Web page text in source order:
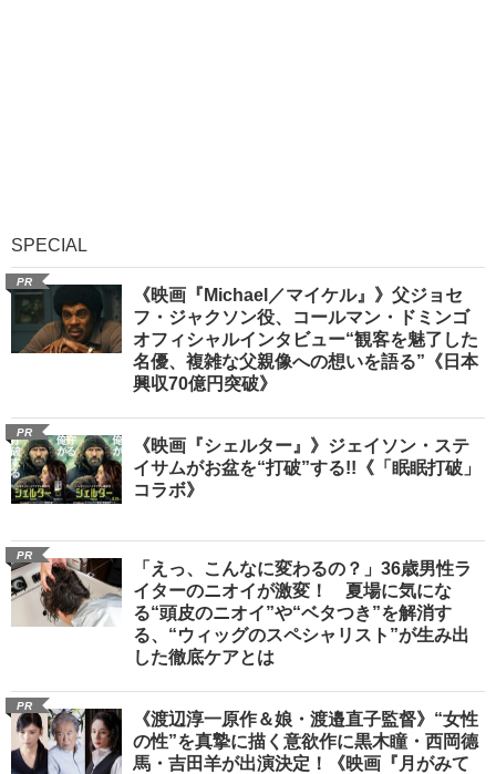
SPECIAL
PR
《映画『Michael／マイケル』》父ジョセ
フ・ジャクソン役、コールマン・ドミンゴ
オフィシャルインタビュー“観客を魅了した
名優、複雑な父親像への想いを語る”《日本
興収70億円突破》
PR
《映画『シェルター』》ジェイソン・ステ
イサムがお盆を“打破”する!!《「眠眠打破」
コラボ》
PR
「えっ、こんなに変わるの？」36歳男性ラ
イターのニオイが激変！ 夏場に気にな
る“頭皮のニオイ”や“ベタつき”を解消す
る、“ウィッグのスペシャリスト”が生み出
した徹底ケアとは
PR
《渡辺淳一原作＆娘・渡邉直子監督》“女性
の性”を真摯に描く意欲作に黒木瞳・西岡德
馬・吉田羊が出演決定！《映画『月がみて